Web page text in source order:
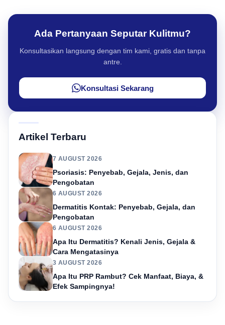
Ada Pertanyaan Seputar Kulitmu?
Konsultasikan langsung dengan tim kami, gratis dan tanpa
antre.
Konsultasi Sekarang
Artikel Terbaru
7 AUGUST 2026
Psoriasis: Penyebab, Gejala, Jenis, dan
Pengobatan
6 AUGUST 2026
Dermatitis Kontak: Penyebab, Gejala, dan
Pengobatan
6 AUGUST 2026
Apa Itu Dermatitis? Kenali Jenis, Gejala &
Cara Mengatasinya
3 AUGUST 2026
Apa Itu PRP Rambut? Cek Manfaat, Biaya, &
Efek Sampingnya!